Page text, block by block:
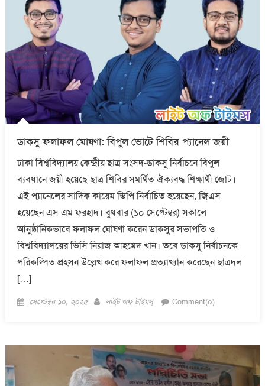
ডাকসু ফলাফল ঘোষণা: বিপুল ভোটে শিবির প্যানেল জয়ী
ঢাকা বিশ্ববিদ্যালয় কেন্দ্রীয় ছাত্র সংসদ-ডাকসু নির্বাচনে বিপুল
ব্যবধানে জয়ী হয়েছে ছাত্র শিবির সমর্থিত ঐক্যবদ্ধ শিক্ষার্থী জোট।
এই প্যানেলের সাদিক কায়েম ভিপি নির্বাচিত হয়েছেন, জিএস
হয়েছেন এস এম ফরহাদ। বুধবার (১০ সেপ্টেম্বর) সকালে
আনুষ্ঠানিকভাবে ফলাফল ঘোষণা করেন ডাকসুর সভাপতি ও
বিশ্ববিদ্যালয়ের ভিসি নিয়াজ আহমেদ খান। তবে ডাকসু নির্বাচনকে
পরিকল্পিত প্রহসন উল্লেখ করে ফলাফল প্রত্যাখ্যান করেছেন ছাত্রদল
[…]
Posted
সেপ্টেম্বর ১০, ২০২৫ Author
লাইট অফ টাইমস্ Comment(০)